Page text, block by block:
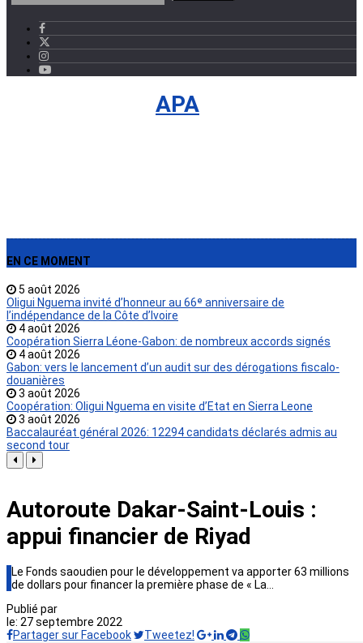
APA
EN CE MOMENT
5 août 2026
Oligui Nguema invité d’honneur au 66ᵉ anniversaire de
l’indépendance de la Côte d’Ivoire
4 août 2026
Coopération Sierra Léone-Gabon: de nombreux accords signés
4 août 2026
Gabon: vers le lancement d’un audit sur des dérogations fiscalo-
douanières
3 août 2026
Coopération: Oligui Nguema en visite d’Etat en Sierra Leone
3 août 2026
Baccalauréat général 2026: 12294 candidats déclarés admis au
second tour
Autoroute Dakar-Saint-Louis :
appui financier de Riyad
Le Fonds saoudien pour le développement va apporter 63 millions
de dollars pour financer la première phase de « La…
Publié par
le: 27 septembre 2022
Partager sur Facebook
Tweetez!